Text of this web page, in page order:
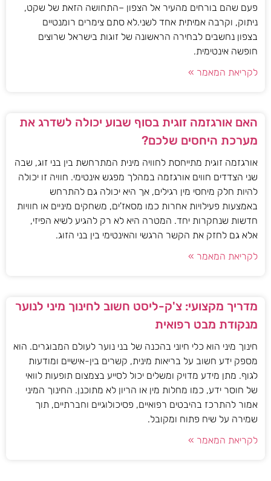
פעם שהם בורחים מהעיר אל הצפון –התחושה הזאת של שקט,
ניתוק, וקרבה אמיתית אחד לשני.לא סתם צימרים רומנטיים
בצפון נחשבים לבחירה הראשונה של זוגות בישראל שרוצים
חופשה אינטימית.
לקריאת המאמר »
האם אורגזמה זוגית בסוף שבוע יכולה לשדרג את
מערכת היחסים שלכם?
אורגזמה זוגית מתייחסת לחוויה מינית המתרחשת בין בני זוג, שבה
שני הצדדים חווים אורגזמה במהלך מפגש אינטימי. חוויה זו יכולה
להיות חלק מיחסי מין רגילים, אך היא יכולה גם להתרחש
באמצעות פעילויות אחרות כמו מסאז'ים, משחקים מיניים או חוויות
חדשות שנחקרות יחד. המטרה היא לא רק להגיע לשיא הפיזי,
אלא גם לחזק את הקשר הרגשי והאינטימי בין בני הזוג.
לקריאת המאמר »
מדריך מקצועי: צ'ק-ליסט חשוב לחינוך מיני לנוער
מנקודת מבט רפואית
חינוך מיני הוא כלי חיוני בהכנה של בני נוער לעולם המבוגרים. הוא
מספק ידע חשוב על בריאות מינית, קשרים בין-אישיים ומודעות
לגוף. מתן מידע מדויק ומשלים יכול לסייע בצמצום תופעות לוואי
של חוסר ידע, כמו מחלות מין או הריון לא מתוכנן. החינוך המיני
אמור להתרכז בהיבטים רפואיים, פסיכולוגיים וחברתיים, תוך
שמירה על שיח פתוח ומקובל.
לקריאת המאמר »